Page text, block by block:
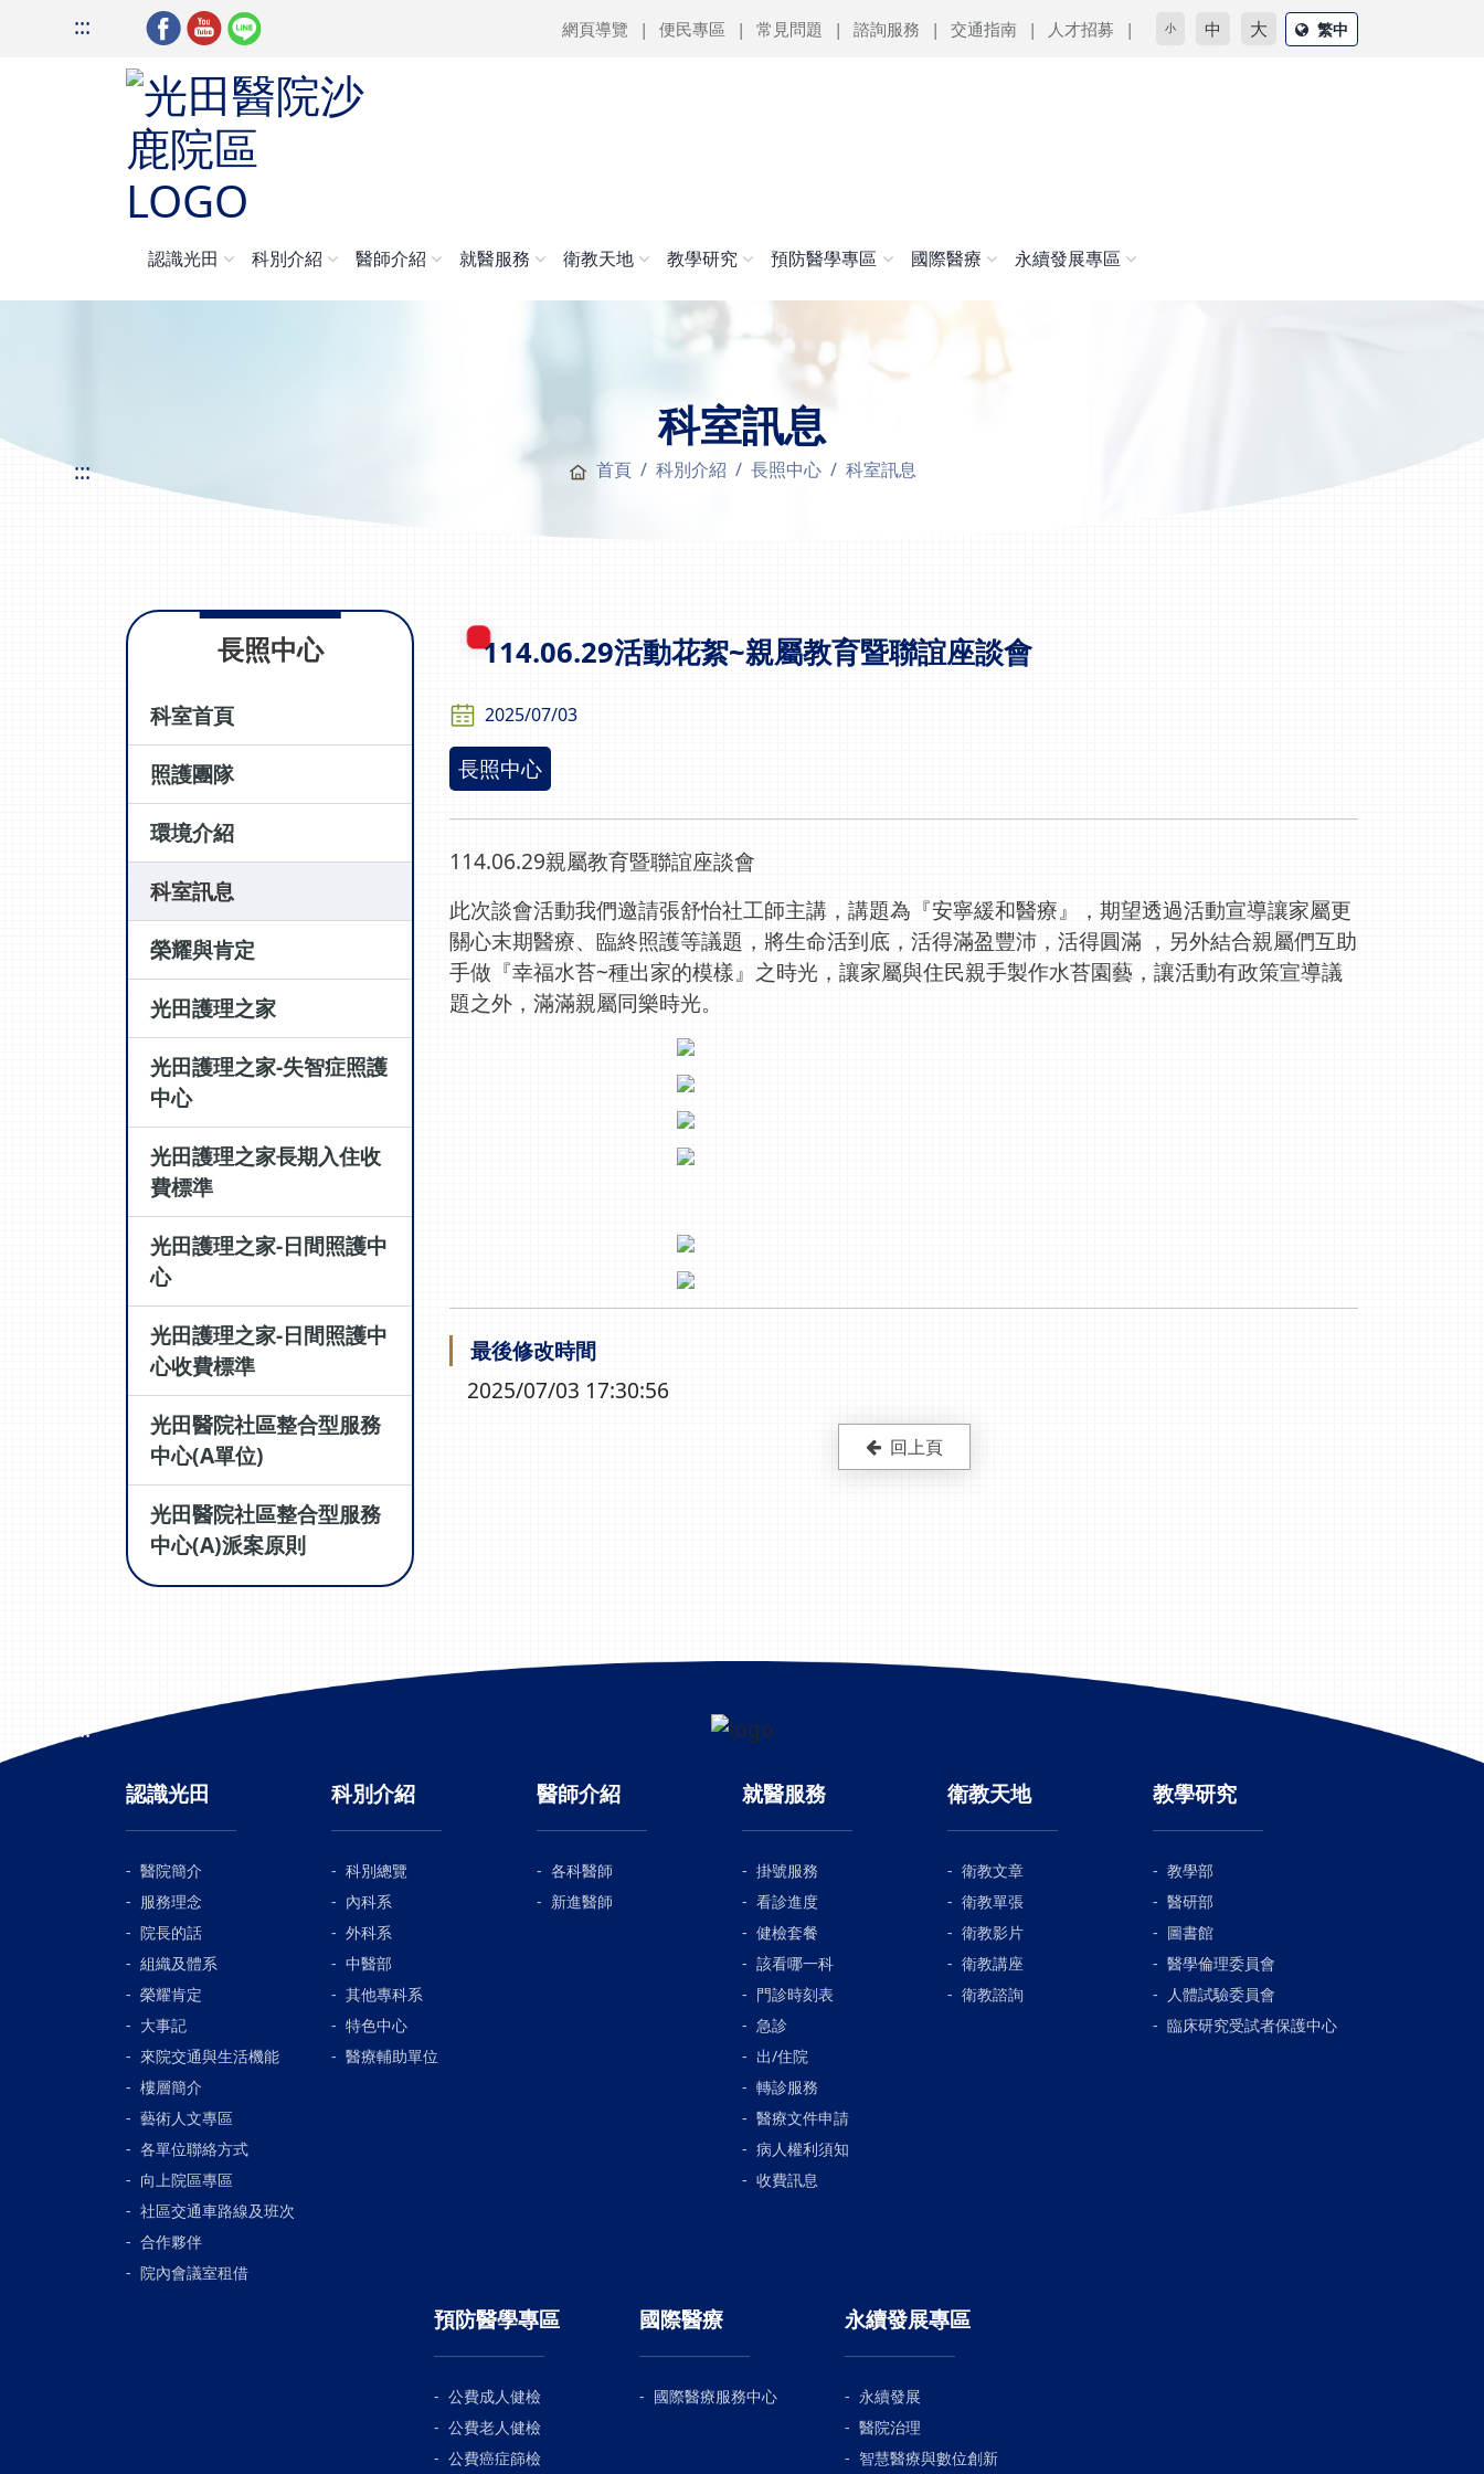
::: 網頁導覽 便民專區 常見問題 諮詢服務 交通指南 人才招募 小 中 大 繁中
認識光田 科別介紹 醫師介紹 就醫服務 衛教天地 教學研究 預防醫學專區 國際醫療 永續發展專區
科室訊息
::: 首頁 科別介紹 長照中心 科室訊息
長照中心
科室首頁
照護團隊
環境介紹
科室訊息
榮耀與肯定
光田護理之家
光田護理之家-失智症照護
中心
光田護理之家長期入住收
費標準
光田護理之家-日間照護中
心
光田護理之家-日間照護中
心收費標準
光田醫院社區整合型服務
中心(A單位)
光田醫院社區整合型服務
中心(A)派案原則
114.06.29活動花絮~親屬教育暨聯誼座談會
2025/07/03
長照中心
114.06.29親屬教育暨聯誼座談會
此次談會活動我們邀請張舒怡社工師主講，講題為『安寧緩和醫療』，期望透過活動宣導讓家屬更
關心末期醫療、臨終照護等議題，將生命活到底，活得滿盈豐沛，活得圓滿 ，另外結合親屬們互助
手做『幸福水苔~種出家的模樣』之時光，讓家屬與住民親手製作水苔園藝，讓活動有政策宣導議
題之外，滿滿親屬同樂時光。
最後修改時間
2025/07/03 17:30:56
回上頁
:::
認識光田
醫院簡介
服務理念
院長的話
組織及體系
榮耀肯定
大事記
來院交通與生活機能
樓層簡介
藝術人文專區
各單位聯絡方式
向上院區專區
社區交通車路線及班次
合作夥伴
院內會議室租借
科別介紹
科別總覽
內科系
外科系
中醫部
其他專科系
特色中心
醫療輔助單位
醫師介紹
各科醫師
新進醫師
就醫服務
掛號服務
看診進度
健檢套餐
該看哪一科
門診時刻表
急診
出/住院
轉診服務
醫療文件申請
病人權利須知
收費訊息
衛教天地
衛教文章
衛教單張
衛教影片
衛教講座
衛教諮詢
教學研究
教學部
醫研部
圖書館
醫學倫理委員會
人體試驗委員會
臨床研究受試者保護中心
預防醫學專區
公費成人健檢
公費老人健檢
公費癌症篩檢
國際醫療
國際醫療服務中心
永續發展專區
永續發展
醫院治理
智慧醫療與數位創新